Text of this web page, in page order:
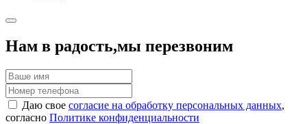
Нам в радость,мы перезвоним
Даю свое согласие на обработку персональных данных,
согласно Политике конфиденциальности